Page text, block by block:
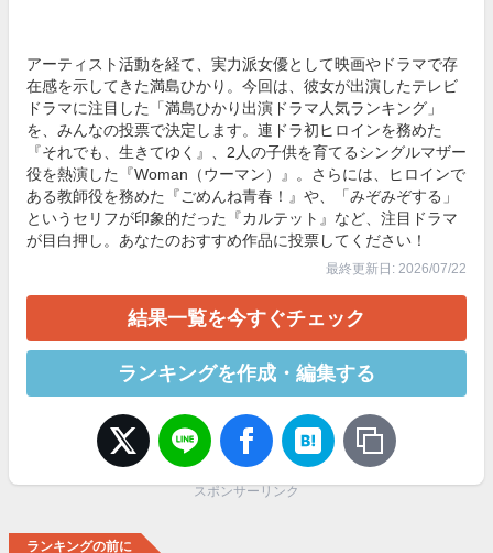
アーティスト活動を経て、実力派女優として映画やドラマで存
在感を示してきた満島ひかり。今回は、彼女が出演したテレビ
ドラマに注目した「満島ひかり出演ドラマ人気ランキング」
を、みんなの投票で決定します。連ドラ初ヒロインを務めた
『それでも、生きてゆく』、2人の子供を育てるシングルマザー
役を熱演した『Woman（ウーマン）』。さらには、ヒロインで
ある教師役を務めた『ごめんね青春！』や、「みぞみぞする」
というセリフが印象的だった『カルテット』など、注目ドラマ
が目白押し。あなたのおすすめ作品に投票してください！
最終更新日: 2026/07/22
結果一覧を今すぐチェック
ランキングを作成・編集する
スポンサーリンク
ランキングの前に